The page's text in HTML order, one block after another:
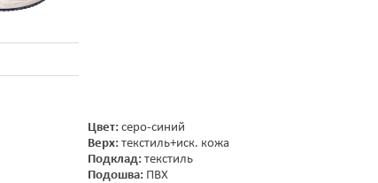
Цвет: серо-синий
Верх: текстиль+иск. кожа
Подклад: текстиль
Подошва: ПВХ